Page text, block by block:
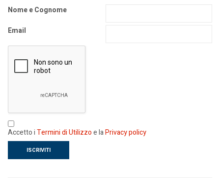
Nome e Cognome
Email
Accetto iTermini di Utilizzoe laPrivacy policy